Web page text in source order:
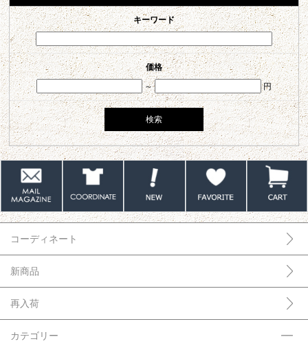
キーワード
価格
～
円
コーディネート
新商品
再入荷
カテゴリー